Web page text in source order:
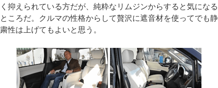
く抑えられている方だが、純粋なリムジンからすると気になる
ところだ。クルマの性格からして贅沢に遮音材を使ってでも静
粛性は上げてもよいと思う。